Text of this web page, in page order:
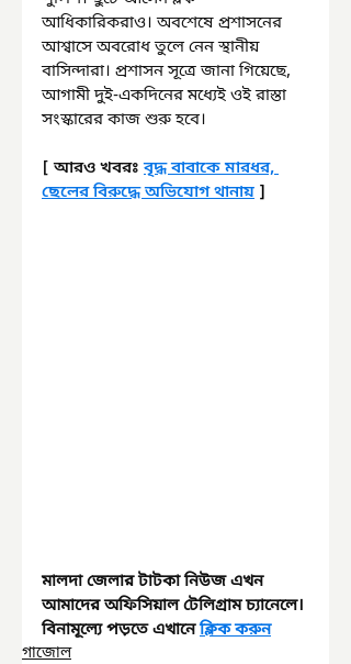
আধিকারিকরাও। অবশেষে প্রশাসনের
আশ্বাসে অবরোধ তুলে নেন স্থানীয়
বাসিন্দারা। প্রশাসন সূত্রে জানা গিয়েছে,
আগামী দুই-একদিনের মধ্যেই ওই রাস্তা
সংস্কারের কাজ শুরু হবে।
[ আরও খবরঃ বৃদ্ধ বাবাকে মারধর,
ছেলের বিরুদ্ধে অভিযোগ থানায় ]
মালদা জেলার টাটকা নিউজ এখন
আমাদের অফিসিয়াল টেলিগ্রাম চ্যানেলে।
বিনামূল্যে পড়তে এখানে ক্লিক করুন
গাজোল